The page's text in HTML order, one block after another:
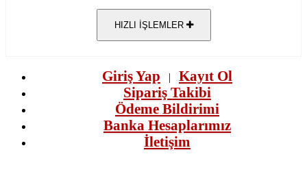
HIZLI İŞLEMLER
Giriş Yap | Kayıt Ol
Sipariş Takibi
Ödeme Bildirimi
Banka Hesaplarımız
İletişim